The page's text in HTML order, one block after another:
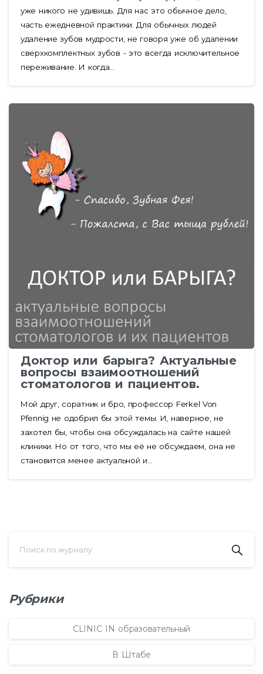
Рубрики
CLINIC IN образовательный
В Штабе
уже никого не удивишь. Для нас это обычное дело,
часть ежедневной практики. Для обычных людей
удаление зубов мудрости, не говоря уже об удалении
сверхкомплектных зубов - это всегда исключительное
переживание. И когда...
Доктор или барыга? Актуальные
вопросы взаимоотношений
стоматологов и пациентов.
Мой друг, соратник и бро, профессор Ferkel Von
Pfennig не одобрил бы этой темы. И, наверное, не
захотел бы, чтобы она обсуждалась на сайте нашей
клиники. Но от того, что мы её не обсуждаем, она не
становится менее актуальной и...